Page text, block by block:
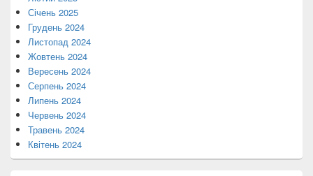
Січень 2025
Грудень 2024
Листопад 2024
Жовтень 2024
Вересень 2024
Серпень 2024
Липень 2024
Червень 2024
Травень 2024
Квітень 2024